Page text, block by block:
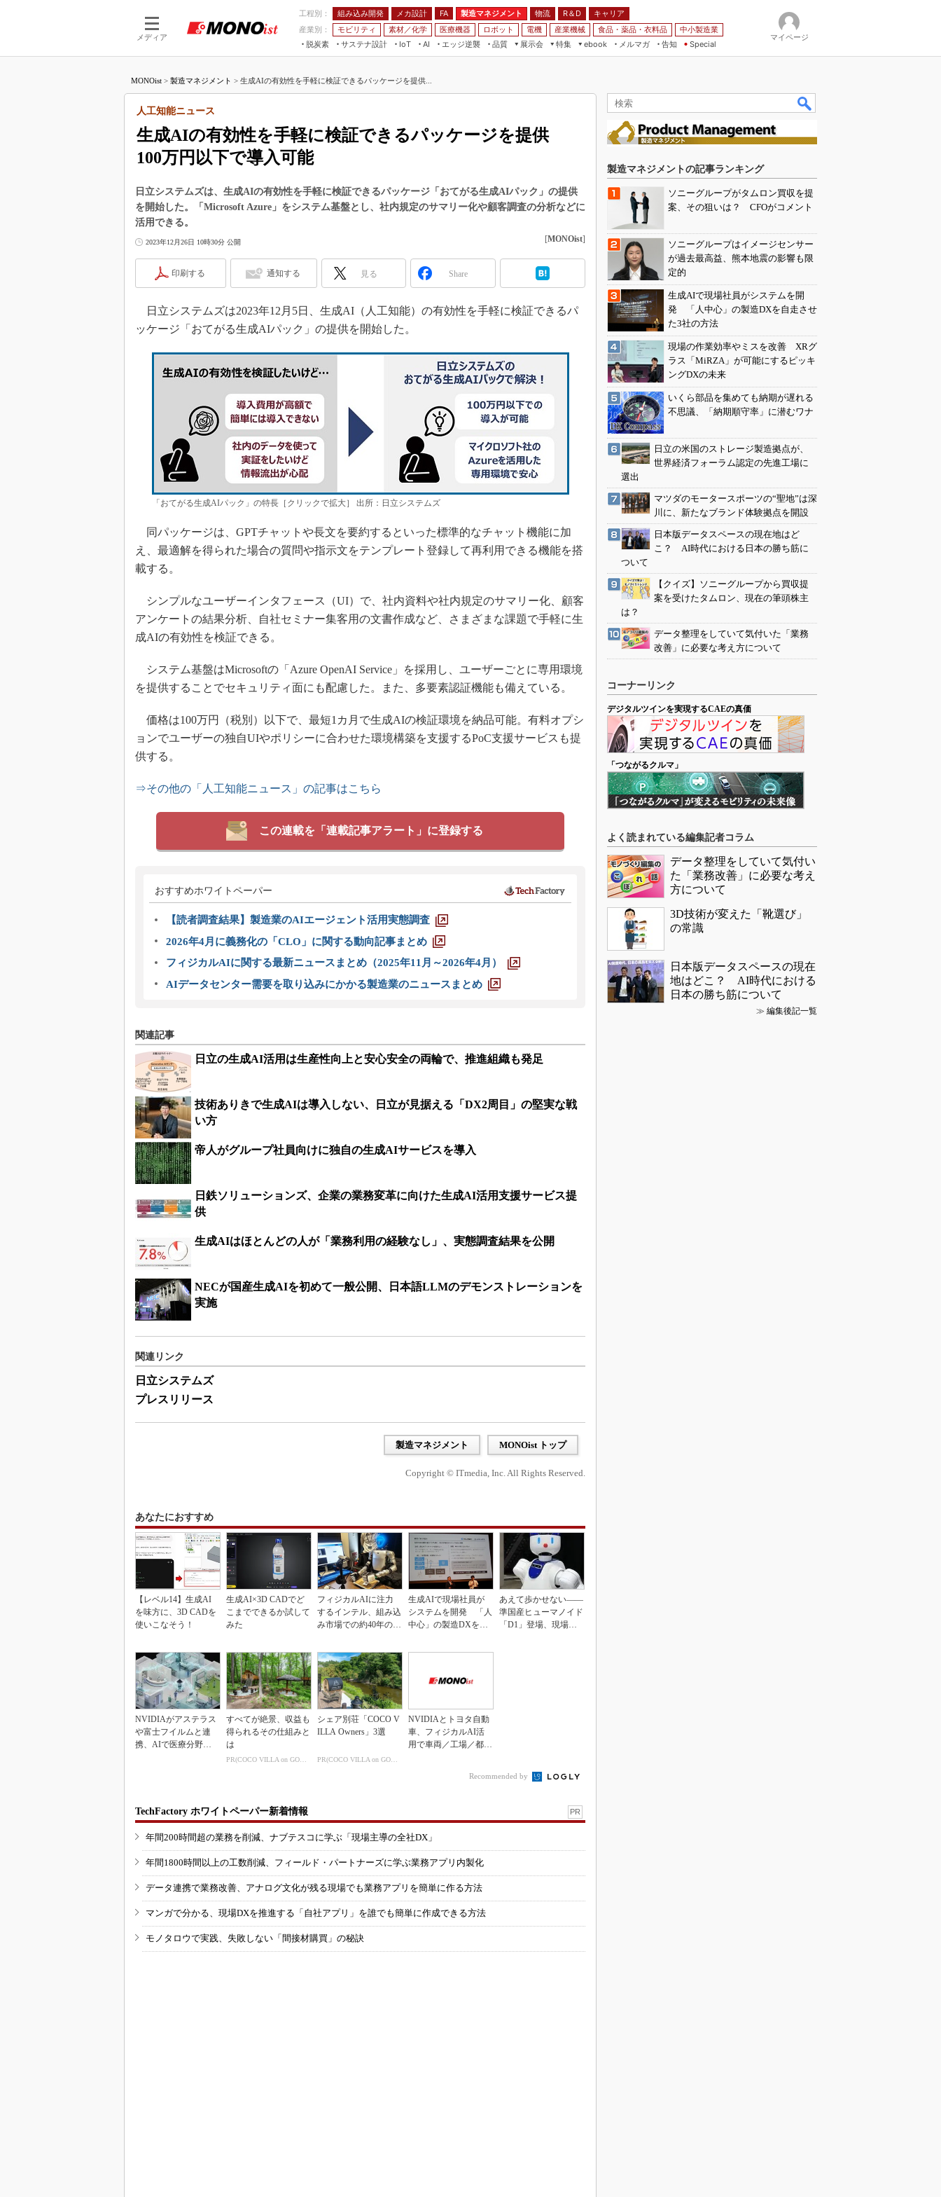
メディア
工程別： 組み込み開発 メカ設計 FA 製造マネジメント 物流 R＆D
キャリア
産業別：
モビリティ 素材／化学 医療機器 ロボット 電機 産業機械 食品・薬品・衣料品
中小製造業
脱炭素
サステナ設計
IoT
つながる工場
AI
AI×設備保全
エッジ逆襲 品質
展示会
JIMTOF
IIFES
TECHNO-FRONTIER
EdgeTech+
日本ものづくりワールド
AUTOMOTIVE WORLD
産業オープンネット展
特集
つながるクルマ
組み込み画像技術
組み込みモデリング
ISO26262
3Dプリンタ
S＆OP
インダストリー4.0
イノベーション
製造業ビッグデータ
メイドインジャパン
植物工場
知財マネジメント
グローバル設計・開発
制御セキュリティ
ebook
メルマガ
告知 Special
マイページ
MONOist > 製造マネジメント > 生成AIの有効性を手軽に検証できるパッケージを提供...
生成AIの有効性を手軽に検証できるパッケージを提供
100万円以下で導入可能
人工知能ニュース
日立システムズは、生成AIの有効性を手軽に検証できるパッケージ「おてがる生成AIパック」の提供
を開始した。「Microsoft Azure」をシステム基盤とし、社内規定のサマリー化や顧客調査の分析などに
活用できる。
2023年12月26日 10時30分 公開 [MONOist]
印刷する 通知する 見る Share
日立システムズは2023年12月5日、生成AI（人工知能）の有効性を手軽に検証できるパ
ッケージ「おてがる生成AIパック」の提供を開始した。
「おてがる生成AIパック」の特長［クリックで拡大］ 出所：日立システムズ
同パッケージは、GPTチャットや長文を要約するといった標準的なチャット機能に加
え、最適解を得られた場合の質問や指示文をテンプレート登録して再利用できる機能を搭
載する。
シンプルなユーザーインタフェース（UI）で、社内資料や社内規定のサマリー化、顧客
アンケートの結果分析、自社セミナー集客用の文書作成など、さまざまな課題で手軽に生
成AIの有効性を検証できる。
システム基盤はMicrosoftの「Azure OpenAI Service」を採用し、ユーザーごとに専用環境
を提供することでセキュリティ面にも配慮した。また、多要素認証機能も備えている。
価格は100万円（税別）以下で、最短1カ月で生成AIの検証環境を納品可能。有料オプシ
ョンでユーザーの独自UIやポリシーに合わせた環境構築を支援するPoC支援サービスも提
供する。
⇒その他の「人工知能ニュース」の記事はこちら
この連載を「連載記事アラート」に登録する
おすすめホワイトペーパー
【読者調査結果】製造業のAIエージェント活用実態調査
2026年4月に義務化の「CLO」に関する動向記事まとめ
フィジカルAIに関する最新ニュースまとめ（2025年11月～2026年4月）
AIデータセンター需要を取り込みにかかる製造業のニュースまとめ
関連記事
日立の生成AI活用は生産性向上と安心安全の両輪で、推進組織も発足
技術ありきで生成AIは導入しない、日立が見据える「DX2周目」の堅実な戦
い方
帝人がグループ社員向けに独自の生成AIサービスを導入
日鉄ソリューションズ、企業の業務変革に向けた生成AI活用支援サービス提
供
生成AIはほとんどの人が「業務利用の経験なし」、実態調査結果を公開
NECが国産生成AIを初めて一般公開、日本語LLMのデモンストレーションを
実施
関連リンク
日立システムズ
プレスリリース
製造マネジメント MONOist トップ
Copyright © ITmedia, Inc. All Rights Reserved.
あなたにおすすめ
【レベル14】生成AI
を味方に、3D CADを
使いこなそう！
生成AI×3D CADでど
こまでできるか試して
みた
フィジカルAIに注力
するインテル、組み込
み市場での約40年の実
生成AIで現場社員が
システムを開発 「人
中心」の製造DXを自
あえて歩かせない――
準国産ヒューマノイド
「D1」登場、現場稼
NVIDIAがアステラス
や富士フイルムと連
携、AIで医療分野支
すべてが絶景、収益も
得られるその仕組みと
は
PR(COCO VILLA on GOETHE)
シェア別荘「COCO V
ILLA Owners」3選
PR(COCO VILLA on GOETHE)
NVIDIAとトヨタ自動
車、フィジカルAI活
用で車両／工場／都市
Recommended by
TechFactory ホワイトペーパー新着情報 PR
年間200時間超の業務を削減、ナブテスコに学ぶ「現場主導の全社DX」
年間1800時間以上の工数削減、フィールド・パートナーズに学ぶ業務アプリ内製化
データ連携で業務改善、アナログ文化が残る現場でも業務アプリを簡単に作る方法
マンガで分かる、現場DXを推進する「自社アプリ」を誰でも簡単に作成できる方法
モノタロウで実践、失敗しない「間接材購買」の秘訣
製造マネジメントの記事ランキング
ソニーグループがタムロン買収を提
案、その狙いは？ CFOがコメント
ソニーグループはイメージセンサー
が過去最高益、熊本地震の影響も限
定的
生成AIで現場社員がシステムを開
発 「人中心」の製造DXを自走させ
た3社の方法
現場の作業効率やミスを改善 XRグ
ラス「MiRZA」が可能にするピッキ
ングDXの未来
いくら部品を集めても納期が遅れる
不思議、「納期順守率」に潜むワナ
日立の米国のストレージ製造拠点が、
世界経済フォーラム認定の先進工場に
選出
マツダのモータースポーツの“聖地”は深
川に、新たなブランド体験拠点を開設
日本版データスペースの現在地はど
こ？ AI時代における日本の勝ち筋に
ついて
【クイズ】ソニーグループから買収提
案を受けたタムロン、現在の筆頭株主
は？
データ整理をしていて気付いた「業務
改善」に必要な考え方について
コーナーリンク
デジタルツインを実現するCAEの真価
「つながるクルマ」
よく読まれている編集記者コラム
データ整理をしていて気付い
た「業務改善」に必要な考え
方について
3D技術が変えた「靴選び」
の常識
日本版データスペースの現在
地はどこ？ AI時代における
日本の勝ち筋について
≫ 編集後記一覧